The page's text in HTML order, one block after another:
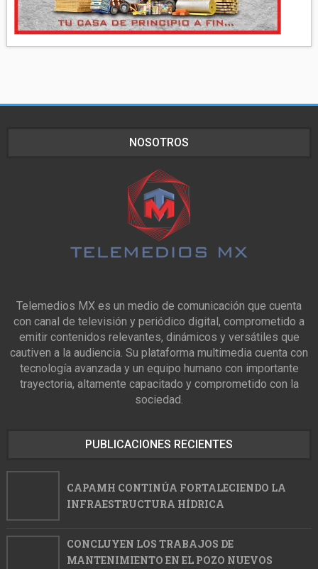
NOSOTROS
Telemedios MX es un medio de comunicación que cuenta
con canal de televisión y periódico digital, comprometido a
emitir contenidos relevantes, dinámicos y versátiles que
cautiven a la audiencia. Su plataforma multimedia cuenta con
tecnología avanzada y un equipo humano con importante
trayectoria, altamente capacitado y comprometido con la
sociedad.
PUBLICACIONES RECIENTES
CAPAMH CONTINÚA FORTALECIENDO LA
INFRAESTRUCTURA HÍDRICA
CONCLUYEN LOS TRABAJOS DE
MANTENIMIENTO EN EL POZO NUEVOS